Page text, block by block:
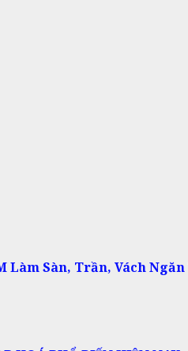
Làm Sàn, Trần, Vách